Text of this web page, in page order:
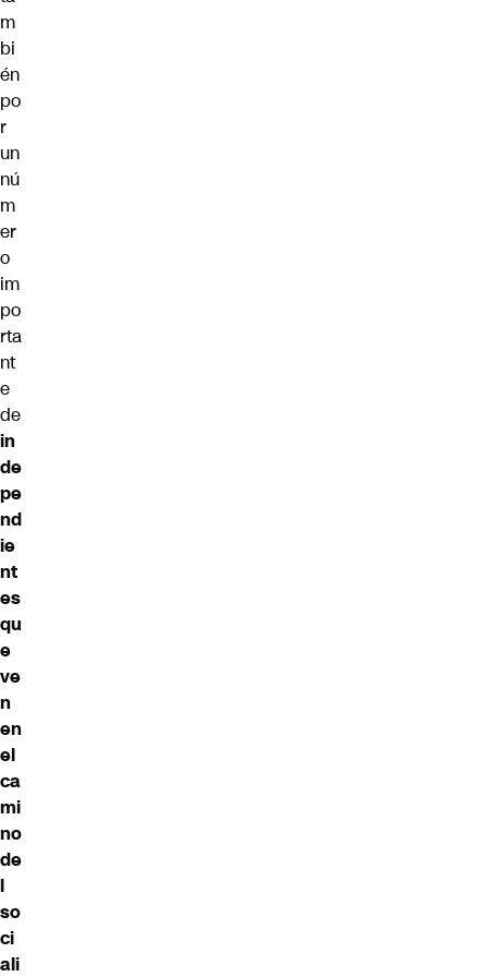
m
bi
én
po
r
un
nú
m
er
o
im
po
rta
nt
e
de
in
de
pe
nd
ie
nt
es
qu
e
ve
n
en
el
ca
mi
no
de
l
so
ci
ali